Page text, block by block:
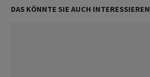
DAS KÖNNTE SIE AUCH INTERESSIEREN